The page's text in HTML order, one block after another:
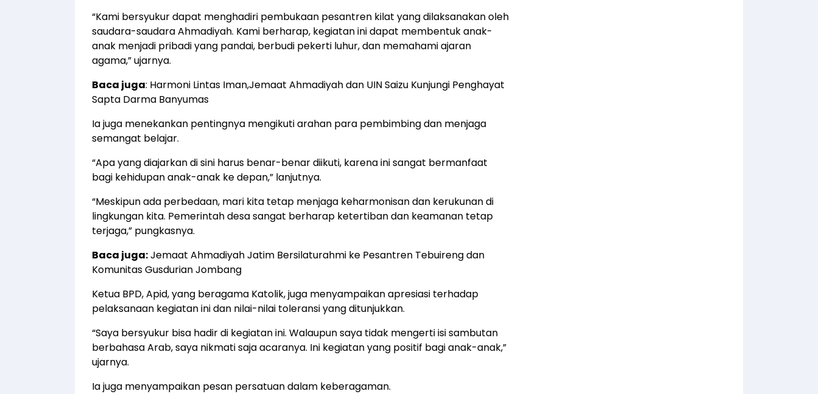
“Kami bersyukur dapat menghadiri pembukaan pesantren kilat yang dilaksanakan oleh
saudara-saudara Ahmadiyah. Kami berharap, kegiatan ini dapat membentuk anak-
anak menjadi pribadi yang pandai, berbudi pekerti luhur, dan memahami ajaran
agama,” ujarnya.
Baca juga: Harmoni Lintas Iman,Jemaat Ahmadiyah dan UIN Saizu Kunjungi Penghayat
Sapta Darma Banyumas
Ia juga menekankan pentingnya mengikuti arahan para pembimbing dan menjaga
semangat belajar.
“Apa yang diajarkan di sini harus benar-benar diikuti, karena ini sangat bermanfaat
bagi kehidupan anak-anak ke depan,” lanjutnya.
“Meskipun ada perbedaan, mari kita tetap menjaga keharmonisan dan kerukunan di
lingkungan kita. Pemerintah desa sangat berharap ketertiban dan keamanan tetap
terjaga,” pungkasnya.
Baca juga:Jemaat Ahmadiyah Jatim Bersilaturahmi ke Pesantren Tebuireng dan
Komunitas Gusdurian Jombang
Ketua BPD, Apid, yang beragama Katolik, juga menyampaikan apresiasi terhadap
pelaksanaan kegiatan ini dan nilai-nilai toleransi yang ditunjukkan.
“Saya bersyukur bisa hadir di kegiatan ini. Walaupun saya tidak mengerti isi sambutan
berbahasa Arab, saya nikmati saja acaranya. Ini kegiatan yang positif bagi anak-anak,”
ujarnya.
Ia juga menyampaikan pesan persatuan dalam keberagaman.